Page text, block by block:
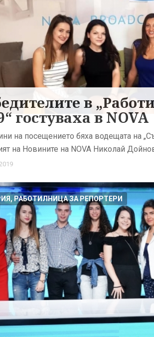
в
гостуваха в NOVA
на посещението бяха водещата на
на Новините на NOVA Николай
РАБОТИЛНИЦА ЗА РЕПОРТЕРИ